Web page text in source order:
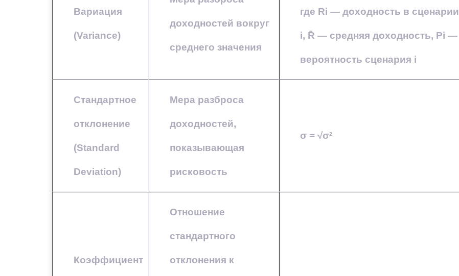
Вариация
(Variance)
доходностей вокруг
среднего значения
где Ri — доходность в сценарии
i, R̄ — средняя доходность, Pi —
вероятность сценария i
Стандартное
отклонение
(Standard
Deviation)
Мера разброса
доходностей,
показывающая
рисковость
σ = √σ²
Коэффициент
Отношение
стандартного
отклонения к